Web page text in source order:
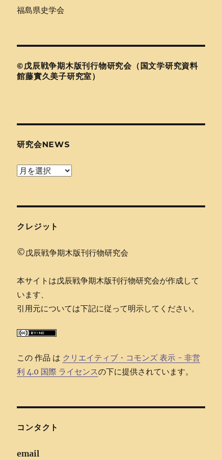
福島県史学会
©戊辰戦争期木版刊行物研究会（国文学研究資料
館藤實久美子研究室）
研究会NEWS
研
クレジット
©戊辰戦争期木版刊行物研究会
本サイトは戊辰戦争期木版刊行物研究会が作成して
います、
引用元については下記に従って明示してください。
この 作品 は クリエイティブ・コモンズ 表示 - 非営
利 4.0 国際 ライセンスの下に提供されています。
コンタクト
email